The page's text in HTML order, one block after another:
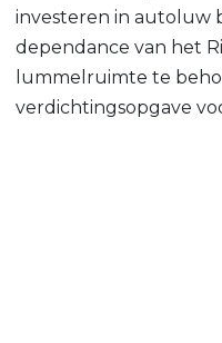
investeren in autoluw
dependance van het
lummelruimte te
verdichtingsopgave